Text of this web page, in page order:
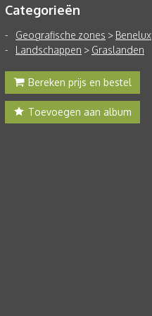
Categorieën
Geografische zones > Benelux
Landschappen > Graslanden
Bereken prijs en bestel
Toevoegen aan album